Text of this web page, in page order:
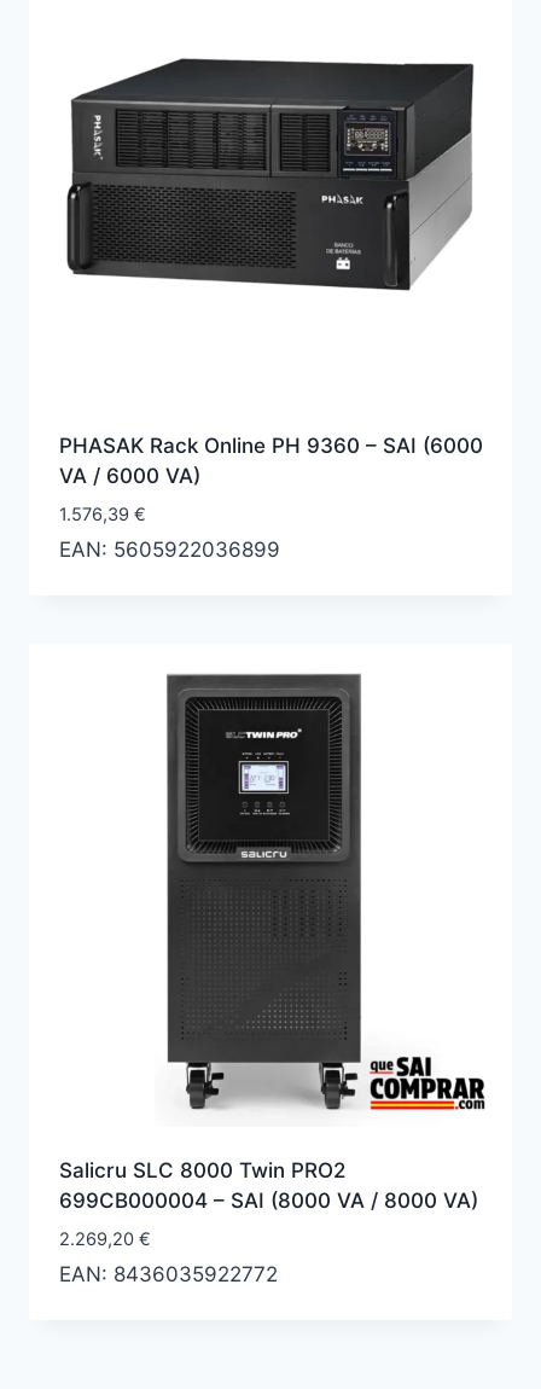
PHASAK Rack Online PH 9360 – SAI (6000
VA / 6000 VA)
1.576,39 €
EAN: 5605922036899
Salicru SLC 8000 Twin PRO2
‎699CB000004 – SAI (8000 VA / 8000 VA)
2.269,20 €
EAN: 8436035922772